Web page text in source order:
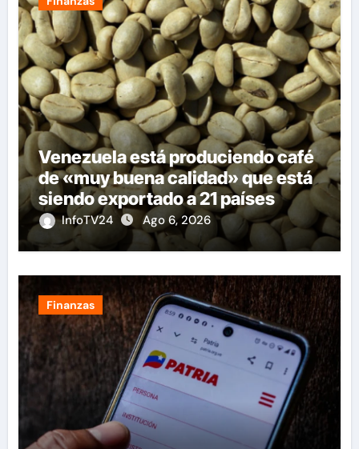
Venezuela está produciendo café
de «muy buena calidad» que está
siendo exportado a 21 países
InfoTV24 Ago 6, 2026
Finanzas